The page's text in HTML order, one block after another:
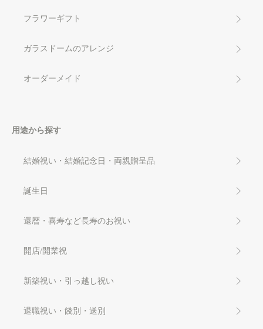
フラワーギフト
ガラスドームのアレンジ
オーダーメイド
用途から探す
結婚祝い・結婚記念日・両親贈呈品
誕生日
還暦・喜寿など長寿のお祝い
開店/開業祝
新築祝い・引っ越し祝い
退職祝い・餞別・送別